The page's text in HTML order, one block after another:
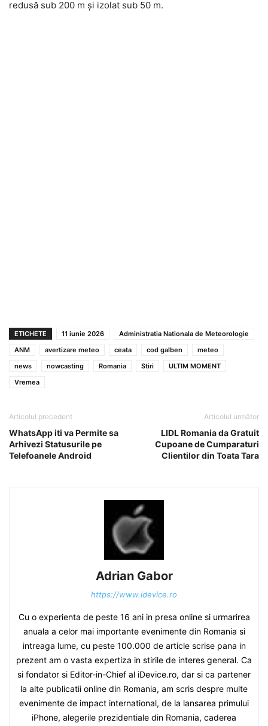
redusă sub 200 m și izolat sub 50 m.
ETICHETE 11 iunie 2026
Administratia Nationala de Meteorologie
ANM
avertizare meteo ceata cod galben
meteo
news
nowcasting Romania Stiri
ULTIM MOMENT
Vremea
Articolul precedent
WhatsApp iti va Permite sa
Arhivezi Statusurile pe
Telefoanele Android
Articolul următor
LIDL Romania da Gratuit
Cupoane de Cumparaturi
Clientilor din Toata Tara
Adrian Gabor
https://www.idevice.ro
Cu o experienta de peste 16 ani in presa online si urmarirea
anuala a celor mai importante evenimente din Romania si
intreaga lume, cu peste 100.000 de article scrise pana in
prezent am o vasta expertiza in stirile de interes general. Ca
si fondator si Editor-in-Chief al iDevice.ro, dar si ca partener
la alte publicatii online din Romania, am scris despre multe
evenimente de impact international, de la lansarea primului
iPhone, alegerile prezidentiale din Romania, caderea